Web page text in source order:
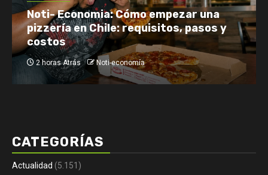
Finanzas: Noticias y Consejos Inversiones
Netflix enfrenta el reto de retener a
su audiencia
5 horas Atrás Noti-economía
CATEGORÍAS
Actualidad (5.151)